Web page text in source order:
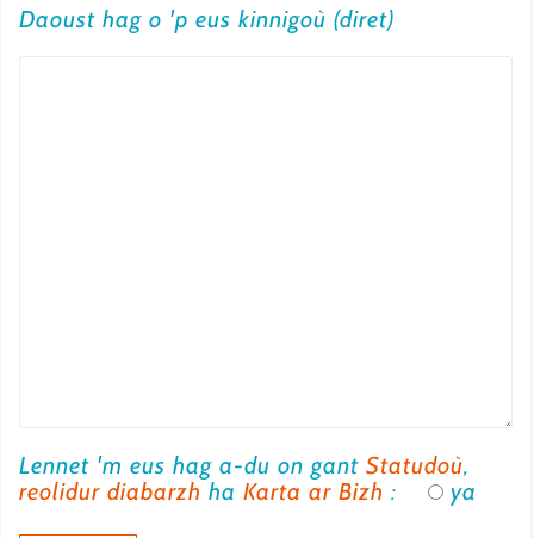
Daoust hag o 'p eus kinnigoù (diret)
Lennet 'm eus hag a-du on gant Statudoù,
reolidur diabarzh ha Karta ar Bizh : ya